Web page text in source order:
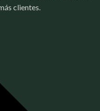
clientes.